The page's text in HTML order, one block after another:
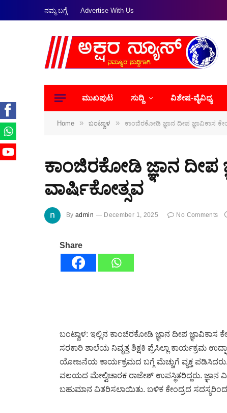
ನಮ್ಮ ಬಗ್ಗೆ Advertise With Us
ಮುಖಪುಟ ಸುದ್ದಿ ವಿಶೇಷ-ವೈವಿಧ್ಯ
Home » ಬಂಟ್ವಾಳ » ಕಾಂಜಿರಕೋಡಿ ಜ್ಞಾನ ದೀಪ ಜ್ಞಾವಿಕಾಸ
ಕಾಂಜಿರಕೋಡಿ ಜ್ಞಾನ ದೀಪ
ವಾರ್ಷಿಕೋತ್ಸವ
By admin December 1, 2025 No Comments
Share
ಬಂಟ್ವಾಳ: ಇಲ್ಲಿನ ಕಾಂಜಿರಕೋಡಿ ಜ್ಞಾನ ದೀಪ
ಸರಕಾರಿ ಶಾಲೆಯ ನಿವೃತ್ತ ಶಿಕ್ಷಕಿ ಪ್ರೆಸಿಲ್ಲಾ ಕಾರ್ಯಕ್ರಮ
ಯೋಜನೆಯ ಕಾರ್ಯಕ್ರಮದ ಬಗ್ಗೆ ಮೆಚ್ಚುಗೆ ವ್ಯಕ್ತ
ವಲಯದ ಮೇಲ್ವಿಚಾರಕ ರಾಜೇಶ್ ಉಪಸ್ಥಿತರಿದ್ದರು.
ಬಹುಮಾನ ವಿತರಿಸಲಾಯಿತು. ಬಳಿಕ ಕೇಂದ್ರದ